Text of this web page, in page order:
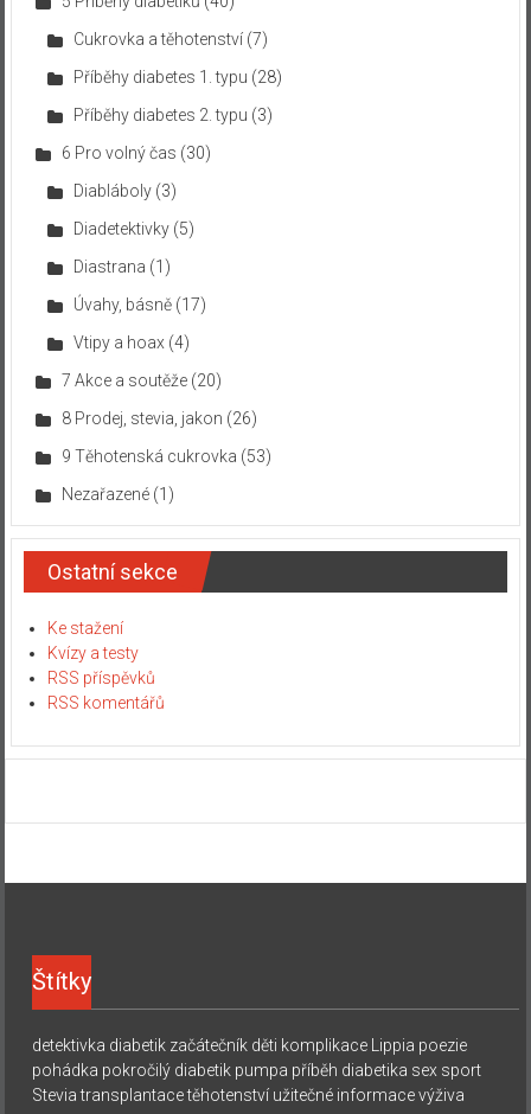
Cukrovka a těhotenství(7)
Příběhy diabetes 1. typu (28)
Příběhy diabetes 2. typu (3)
6 Pro volný čas (30)
Diabláboly(3)
Diadetektivky(5)
Diastrana (1)
Úvahy, básně(17)
Vtipy a hoax (4)
7 Akce a soutěže(20)
8 Prodej, stevia, jakon (26)
9 Těhotenská cukrovka (53)
Nezařazené(1)
Ostatní sekce
Ke stažení
Kvízy a testy
RSS příspěvků
RSS komentářů
Štítky
detektivka diabetik začátečník děti komplikace Lippia poezie
pohádka pokročilý diabetik pumpa příběh diabetika sex sport
Stevia transplantace těhotenství užitečné informace výživa